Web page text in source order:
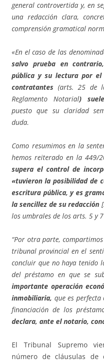
general controvertida y, en
una redacción clara,
comprensión gramatical
«En el caso de las
salvo prueba en
pública y su lectura por
contratantes (arts. 25 de
Reglamento Notarial)
puesto que su claridad
duda.
Como resumimos en la
hemos reiterado en la 449/
supera el control de
«tuvieron la posibilidad de
escritura pública, y es
la sencillez de su redacción
los umbrales de los arts. 5 y 7
“Por otra parte,
tribunal provincial en el
concluir que no haya tenido
del préstamo en que se
importante operación
inmobiliaria, que es perfecta
financiación de los
declara, ante el notario,
El Tribunal Supremo
número de cláusulas